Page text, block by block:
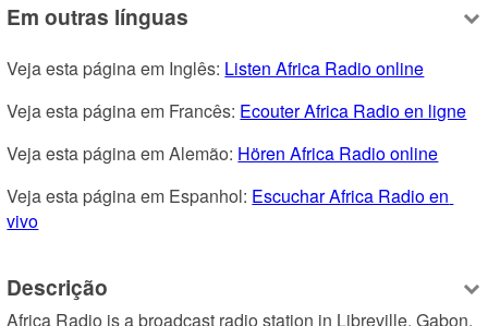
Em outras línguas
Veja esta página em Inglês: Listen Africa Radio online
Veja esta página em Francês: Ecouter Africa Radio en ligne
Veja esta página em Alemão: Hören Africa Radio online
Veja esta página em Espanhol: Escuchar Africa Radio en
vivo
Descrição
Africa Radio is a broadcast radio station in Libreville, Gabon,